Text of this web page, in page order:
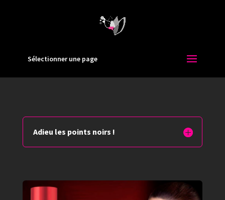
Sélectionner une page
Adieu les points noirs !